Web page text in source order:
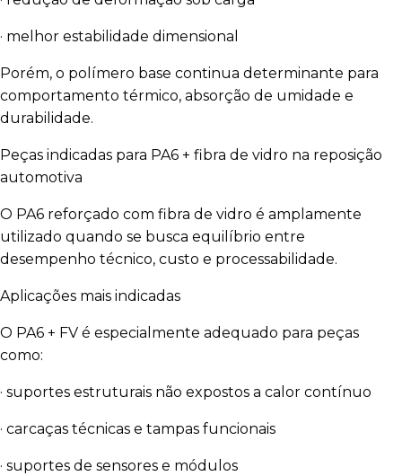
· melhor estabilidade dimensional
Porém, o polímero base continua determinante para
comportamento térmico, absorção de umidade e
durabilidade.
Peças indicadas para PA6 + fibra de vidro na reposição
automotiva
O PA6 reforçado com fibra de vidro é amplamente
utilizado quando se busca equilíbrio entre
desempenho técnico, custo e processabilidade.
Aplicações mais indicadas
O PA6 + FV é especialmente adequado para peças
como:
· suportes estruturais não expostos a calor contínuo
· carcaças técnicas e tampas funcionais
· suportes de sensores e módulos